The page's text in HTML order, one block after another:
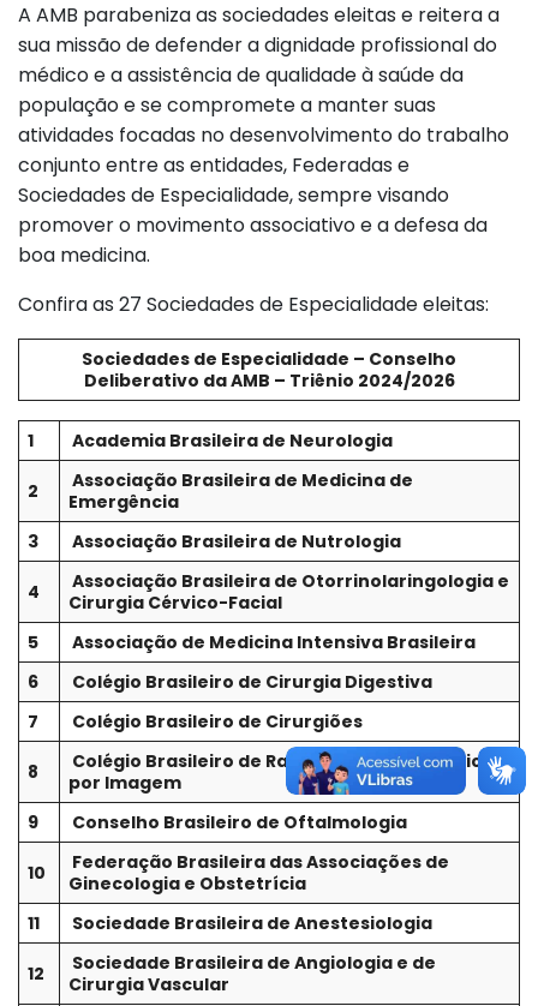
A AMB parabeniza as sociedades eleitas e reitera a
sua missão de defender a dignidade profissional do
médico e a assistência de qualidade à saúde da
população e se compromete a manter suas
atividades focadas no desenvolvimento do trabalho
conjunto entre as entidades, Federadas e
Sociedades de Especialidade, sempre visando
promover o movimento associativo e a defesa da
boa medicina.
Confira as 27 Sociedades de Especialidade eleitas:
Sociedades de Especialidade – Conselho
Deliberativo da AMB – Triênio 2024/2026
1 Academia Brasileira de Neurologia
2
Associação Brasileira de Medicina de
Emergência
3
Associação Brasileira de Nutrologia
4
Associação Brasileira de Otorrinolaringologia e
Cirurgia Cérvico-Facial
5
Associação de Medicina Intensiva Brasileira
6
Colégio Brasileiro de Cirurgia Digestiva
7
Colégio Brasileiro de Cirurgiões
8
Colégio Brasileiro de Radiologia e Diagnóstico
por Imagem
9
Conselho Brasileiro de Oftalmologia
10
Federação Brasileira das Associações de
Ginecologia e Obstetrícia
11
Sociedade Brasileira de Anestesiologia
12
Sociedade Brasileira de Angiologia e de
Cirurgia Vascular